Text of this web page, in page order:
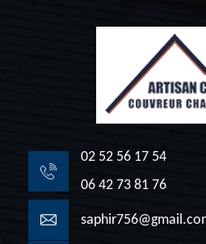
02 52 56 17 54
06 42 73 81 76